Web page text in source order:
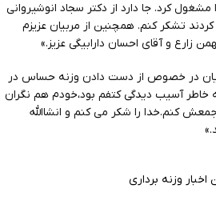
کرد. جا دارد از دکتر سجاد انوشیروانی
تشکر کنم. همچنین از مربیان عزیزم
زارع و آقای احسان دارابیگی عزیز.»
در خصوص از دست دادن وزنه حساس در
آسیب دیدگی کتفم بود،خودم هم نگران
کنم.خدا را شکر می کنم و انشاالله
اخبار وزنه برداری